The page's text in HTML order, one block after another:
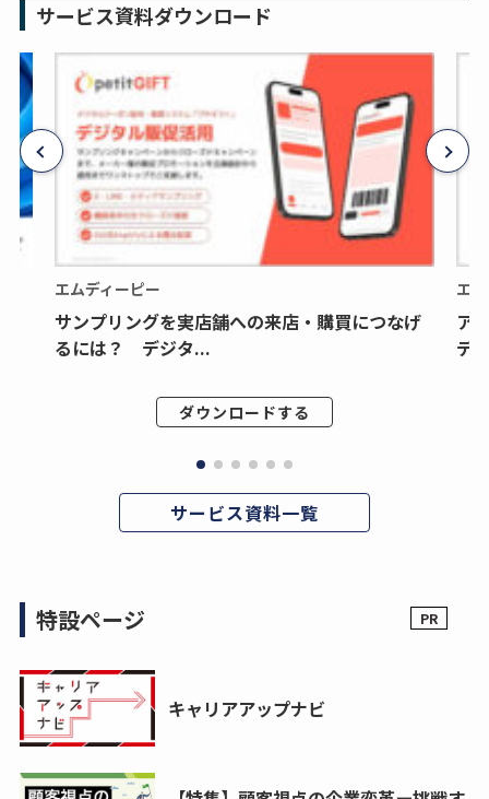
サービス資料ダウンロード
エムディーピー
サンプリングを実店舗への来店・購買につなげ
るには？ デジタ...
ダウンロードする
エ
ア
デ
サービス資料一覧
特設ページ
キャリアアップナビ